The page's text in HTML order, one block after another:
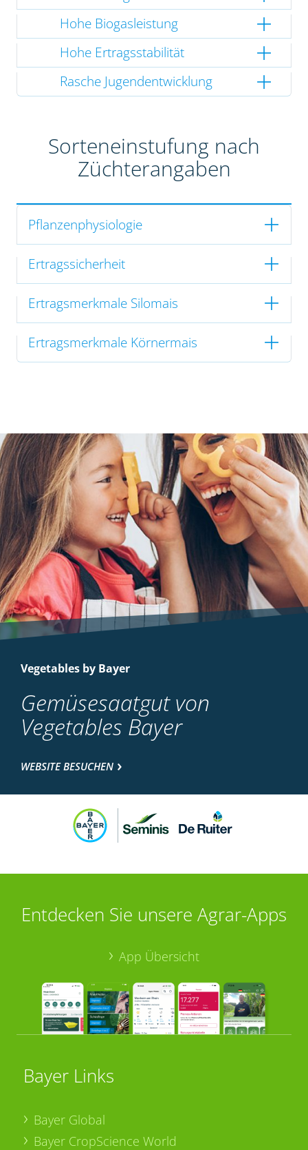
Hohe Biogasleistung
Hohe Ertragsstabilität
Rasche Jugendentwicklung
Sorteneinstufung nach
Züchterangaben
Pflanzenphysiologie
Ertragssicherheit
Ertragsmerkmale Silomais
Ertragsmerkmale Körnermais
Vegetables by Bayer
Gemüsesaatgut von
Vegetables Bayer
WEBSITE BESUCHEN
Entdecken Sie unsere Agrar-Apps
App Übersicht
Bayer Links
Bayer Global
Bayer CropScience World